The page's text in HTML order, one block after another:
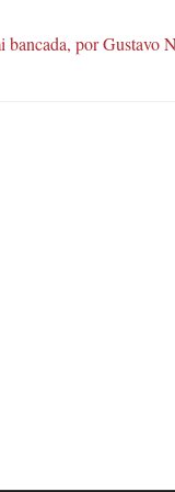
por Gustavo